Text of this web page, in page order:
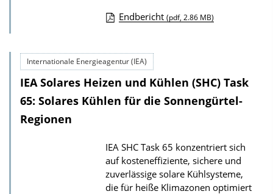
w
n
l
d
s
z
Endbericht (pdf, 2.86 MB)
Internationale Energieagentur (IEA)
IEA Solares Heizen und Kühlen (SHC) Task
65: Solares Kühlen für die Sonnengürtel-
Regionen
IEA SHC Task 65 konzentriert sich
auf kosteneffiziente, sichere und
zuverlässige solare Kühlsysteme,
die für heiße Klimazonen optimiert